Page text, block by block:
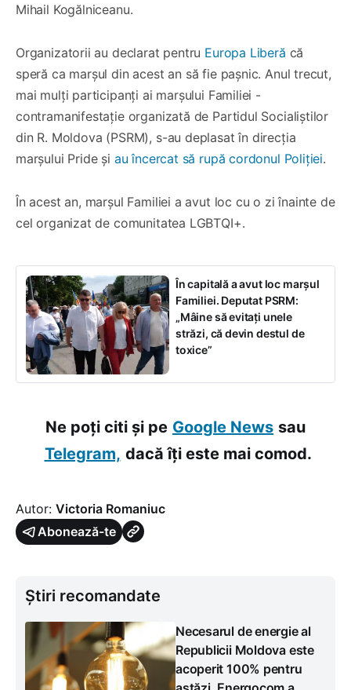
Mihail Kogălniceanu.
Organizatorii au declarat pentru Europa Liberă că
speră ca marșul din acest an să fie pașnic. Anul trecut,
mai mulți participanți ai marșului Familiei -
contramanifestație organizată de Partidul Socialiștilor
din R. Moldova (PSRM), s-au deplasat în direcția
marșului Pride și au încercat să rupă cordonul Poliției.
În acest an, marșul Familiei a avut loc cu o zi înainte de
cel organizat de comunitatea LGBTQI+.
În capitală a avut loc marșul
Familiei. Deputat PSRM:
„Mâine să evitați unele
străzi, că devin destul de
toxice”
Ne poți citi și pe Google News sau
Telegram, dacă îți este mai comod.
Autor: Victoria Romaniuc
Abonează-te
Știri recomandate
Necesarul de energie al
Republicii Moldova este
acoperit 100% pentru